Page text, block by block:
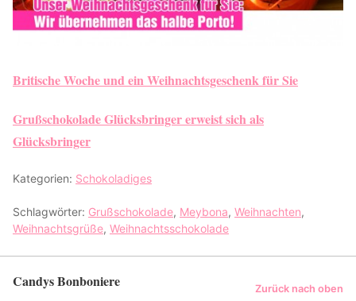
Britische Woche und ein Weihnachtsgeschenk für Sie
Grußschokolade Glücksbringer erweist sich als
Glücksbringer
Kategorien: Schokoladiges
Schlagwörter: Grußschokolade, Meybona, Weihnachten,
Weihnachtsgrüße, Weihnachtsschokolade
Candys Bonboniere Zurück nach oben